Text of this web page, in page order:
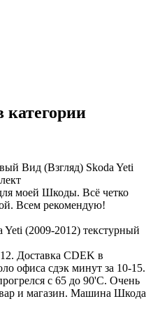
Вид (Взгляд) Skoda Yeti
моей Шкоды. Всё четко
Всем рекомендую!
(2009-2012) текстурный
Доставка CDEK в
офиса сдэк минут за 10-15.
с 65 до 90'С. Очень
и магазин. Машина Шкода